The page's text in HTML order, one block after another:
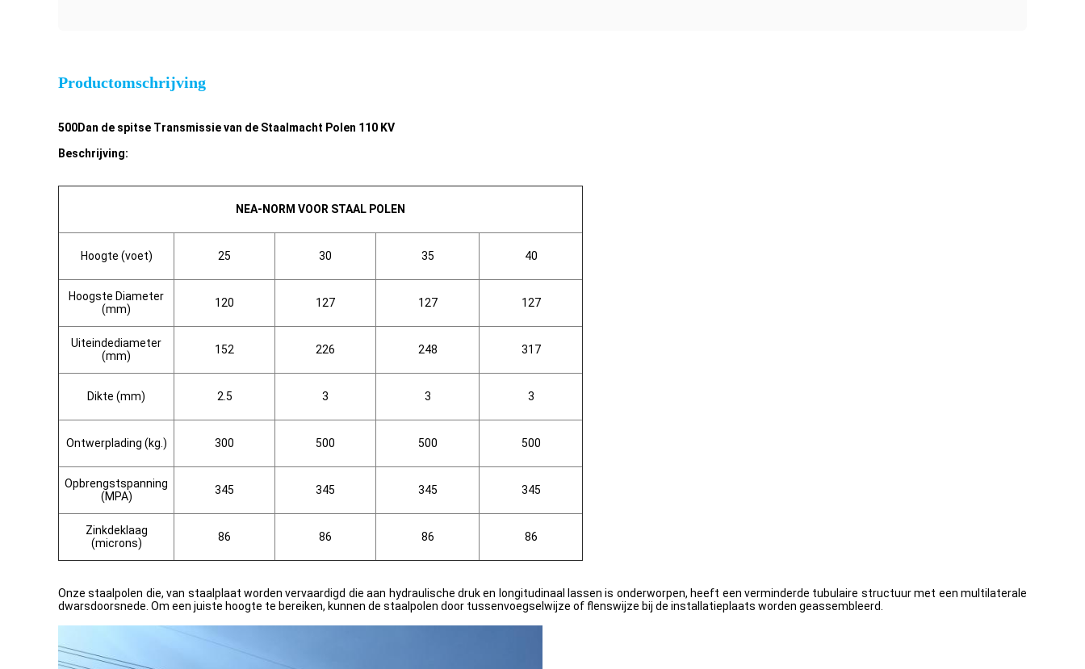
Productomschrijving
500Dan de spitse Transmissie van de Staalmacht Polen 110 KV
Beschrijving:
NEA-NORM VOOR STAAL POLEN
Hoogte (voet) 25 30 35 40
Hoogste Diameter
(mm)
120 127 127 127
Uiteindediameter
(mm)
152 226 248 317
Dikte (mm) 2.5 3 3 3
Ontwerplading (kg.) 300 500 500 500
Opbrengstspanning
(MPA)
345 345 345 345
Zinkdeklaag
(microns)
86 86 86 86
Onze staalpolen die, van staalplaat worden vervaardigd die aan hydraulische druk en longitudinaal lassen is onderworpen, heeft een verminderde tubulaire structuur met een multilaterale
dwarsdoorsnede. Om een juiste hoogte te bereiken, kunnen de staalpolen door tussenvoegselwijze of flenswijze bij de installatieplaats worden geassembleerd.